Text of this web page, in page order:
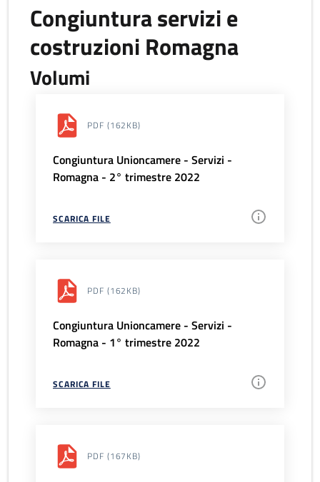
Congiuntura servizi e
costruzioni Romagna
Volumi
PDF (162KB)
Congiuntura Unioncamere - Servizi -
Romagna - 2° trimestre 2022
SCARICA FILE
PDF (162KB)
Congiuntura Unioncamere - Servizi -
Romagna - 1° trimestre 2022
SCARICA FILE
PDF (167KB)